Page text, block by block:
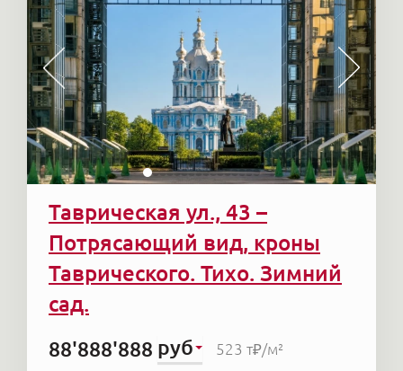
Таврическая ул., 43 –
Потрясающий вид, кроны
Таврического. Тихо. Зимний
сад.
88'888'888 руб 523 т₽/м²